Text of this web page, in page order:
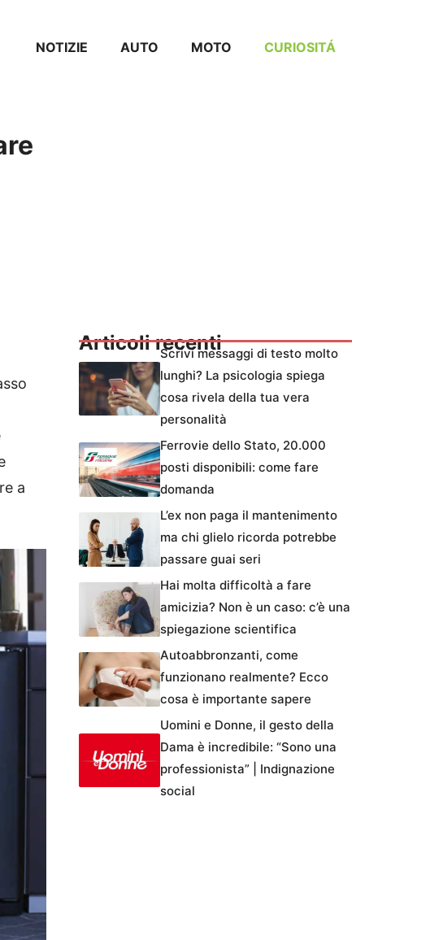
NOTIZIE AUTO MOTO CURIOSITÁ
a
Articoli recentiScrivi messaggi di testo molto
lunghi? La psicologia spiega
cosa rivela della tua vera
personalità
Ferrovie dello Stato, 20.000
posti disponibili: come fare
domanda
L’ex non paga il mantenimento
ma chi glielo ricorda potrebbe
passare guai seri
Hai molta difficoltà a fare
amicizia? Non è un caso: c’è una
spiegazione scientifica
Autoabbronzanti, come
funzionano realmente? Ecco
cosa è importante sapere
Uomini e Donne, il gesto della
Dama è incredibile: “Sono una
professionista” | Indignazione
social